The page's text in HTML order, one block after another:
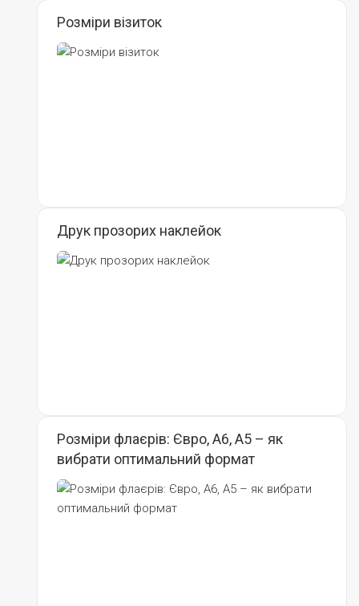
Розміри візиток
Друк прозорих наклейок
Розміри флаєрів: Євро, А6, А5 – як
вибрати оптимальний формат